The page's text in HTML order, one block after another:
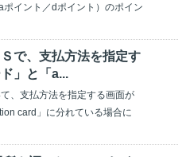
イント／dポイント）のポイン
で、支払方法を指定す
」と「a...
、支払方法を指定する画面が
card」に分れている場合に